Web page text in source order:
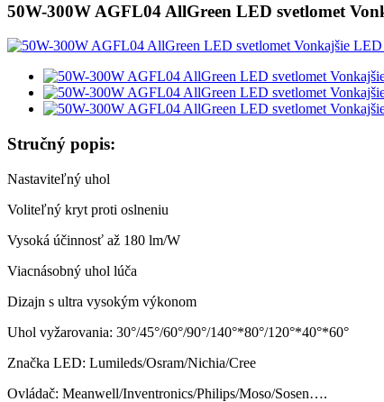
50W-300W AGFL04 AllGreen LED svetlomet
Stručný popis:
Nastaviteľný uhol
Voliteľný kryt proti oslneniu
Vysoká účinnosť až 180 lm/W
Viacnásobný uhol lúča
Dizajn s ultra vysokým výkonom
Uhol vyžarovania: 30°/45°/60°/90°/140°*80°/120°*40°*60°
Značka LED: Lumileds/Osram/Nichia/Cree
Ovládač: Meanwell/Inventronics/Philips/Moso/Sosen….